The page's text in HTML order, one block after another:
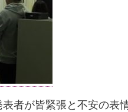
者が皆緊張と不安の表